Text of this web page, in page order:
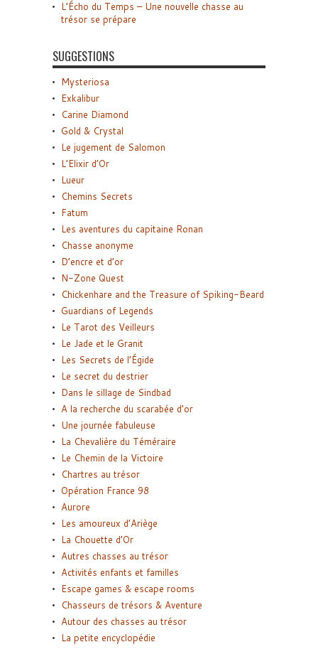
L’Écho du Temps – Une nouvelle chasse au
trésor se prépare
SUGGESTIONS
Mysteriosa
Exkalibur
Carine Diamond
Gold & Crystal
Le jugement de Salomon
L’Elixir d’Or
Lueur
Chemins Secrets
Fatum
Les aventures du capitaine Ronan
Chasse anonyme
D’encre et d’or
N-Zone Quest
Chickenhare and the Treasure of Spiking-Beard
Guardians of Legends
Le Tarot des Veilleurs
Le Jade et le Granit
Les Secrets de l’Égide
Le secret du destrier
Dans le sillage de Sindbad
A la recherche du scarabée d’or
Une journée fabuleuse
La Chevalière du Téméraire
Le Chemin de la Victoire
Chartres au trésor
Opération France 98
Aurore
Les amoureux d’Ariège
La Chouette d’Or
Autres chasses au trésor
Activités enfants et familles
Escape games & escape rooms
Chasseurs de trésors & Aventure
Autour des chasses au trésor
La petite encyclopédie